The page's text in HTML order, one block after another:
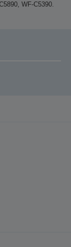
WF-C5390.